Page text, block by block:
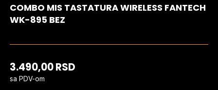
COMBO MIS TASTATURA WIRELESS FANTECH
WK-895 BEZ
3.490,00RSD
sa PDV-om